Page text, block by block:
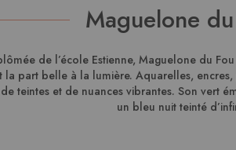
Maguelone
de l’école Estienne, Maguelone du
part belle à la lumière. Aquarelles,
teintes et de nuances vibrantes. Son vert
un bleu nuit teinté